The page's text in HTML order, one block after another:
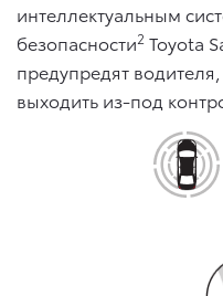
интеллектуальным
безопасности2 Toyota
предупредят
выходить из-под